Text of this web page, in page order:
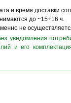
и время доставки
до ~15÷16 ч.
не
уведомления
и его